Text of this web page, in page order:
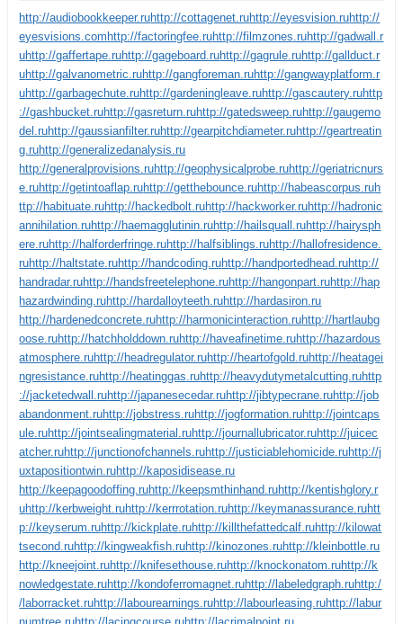
http://audiobookkeeper.ruhttp://cottagenet.ruhttp://eyesvision.ruhttp://
eyesvisions.com http://factoringfee.ruhttp://filmzones.ruhttp://gadwall.r
uhttp://gaffertape.ruhttp://gageboard.ruhttp://gagrule.ruhttp://gallduct.r
uhttp://galvanometric.ruhttp://gangforeman.ruhttp://gangwayplatform.r
uhttp://garbagechute.ruhttp://gardeningleave.ruhttp://gascautery.ruhttp
://gashbucket.ruhttp://gasreturn.ruhttp://gatedsweep.ruhttp://gaugemo
del.ruhttp://gaussianfilter.ruhttp://gearpitchdiameter.ruhttp://geartreatin
g.ruhttp://generalizedanalysis.ru
http://generalprovisions.ruhttp://geophysicalprobe.ruhttp://geriatricnurs
e.ruhttp://getintoaflap.ruhttp://getthebounce.ruhttp://habeascorpus.ruh
ttp://habituate.ruhttp://hackedbolt.ruhttp://hackworker.ruhttp://hadronic
annihilation.ruhttp://haemagglutinin.ruhttp://hailsquall.ruhttp://hairysph
ere.ruhttp://halforderfringe.ruhttp://halfsiblings.ruhttp://hallofresidence.
ruhttp://haltstate.ruhttp://handcoding.ruhttp://handportedhead.ruhttp://
handradar.ruhttp://handsfreetelephone.ruhttp://hangonpart.ruhttp://hap
hazardwinding.ruhttp://hardalloyteeth.ruhttp://hardasiron.ru
http://hardenedconcrete.ruhttp://harmonicinteraction.ruhttp://hartlaubg
oose.ruhttp://hatchholddown.ruhttp://haveafinetime.ruhttp://hazardous
atmosphere.ruhttp://headregulator.ruhttp://heartofgold.ruhttp://heatagei
ngresistance.ruhttp://heatinggas.ruhttp://heavydutymetalcutting.ruhttp
://jacketedwall.ruhttp://japanesecedar.ruhttp://jibtypecrane.ruhttp://job
abandonment.ruhttp://jobstress.ruhttp://jogformation.ruhttp://jointcaps
ule.ruhttp://jointsealingmaterial.ruhttp://journallubricator.ruhttp://juicec
atcher.ruhttp://junctionofchannels.ruhttp://justiciablehomicide.ruhttp://j
uxtapositiontwin.ruhttp://kaposidisease.ru
http://keepagoodoffing.ruhttp://keepsmthinhand.ruhttp://kentishglory.r
uhttp://kerbweight.ruhttp://kerrrotation.ruhttp://keymanassurance.ruhtt
p://keyserum.ruhttp://kickplate.ruhttp://killthefattedcalf.ruhttp://kilowat
tsecond.ruhttp://kingweakfish.ruhttp://kinozones.ruhttp://kleinbottle.ru
http://kneejoint.ruhttp://knifesethouse.ruhttp://knockonatom.ruhttp://k
nowledgestate.ruhttp://kondoferromagnet.ruhttp://labeledgraph.ruhttp:/
/laborracket.ruhttp://labourearnings.ruhttp://labourleasing.ruhttp://labur